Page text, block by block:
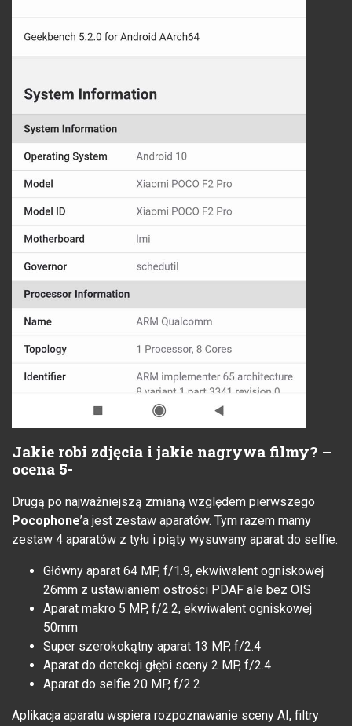
Jakie robi zdjęcia i jakie nagrywa filmy? –
ocena 5-
Drugą po najważniejszą zmianą względem pierwszego
Pocophone’a jest zestaw aparatów. Tym razem mamy
zestaw 4 aparatów z tyłu i piąty wysuwany aparat do selfie.
Główny aparat 64 MP, f/1.9, ekwiwalent ogniskowej
26mm z ustawianiem ostrości PDAF ale bez OIS
Aparat makro 5 MP, f/2.2, ekwiwalent ogniskowej
50mm
Super szerokokątny aparat 13 MP, f/2.4
Aparat do detekcji głębi sceny 2 MP, f/2.4
Aparat do selfie 20 MP, f/2.2
Aplikacja aparatu wspiera rozpoznawanie sceny AI, filtry